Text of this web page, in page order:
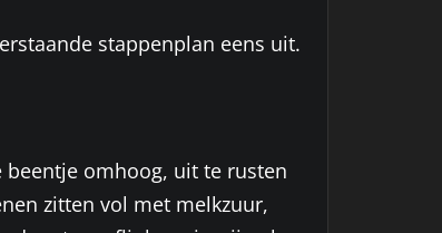
stappenplan eens uit.
omhoog, uit te rusten
zitten vol met melkzuur,